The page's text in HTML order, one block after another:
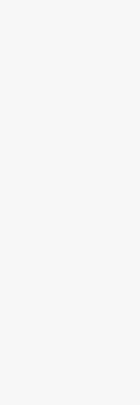
Salah satunya yang
seperti tas seminar,
menjadi tas yang
dari berbagai acara
simposium, pelatihan
cinderamata, tas
diselenggarakannya
yaitu sebagai ajang
Bukan hanya event-
tas-tas seminar ini,
yang dihadiri hanya
membagikan tas
Tas seminar yang
variasi mulai dari
Produksi Tas kami
hasil produksi dan
berpengalaman
produksi yang selalu